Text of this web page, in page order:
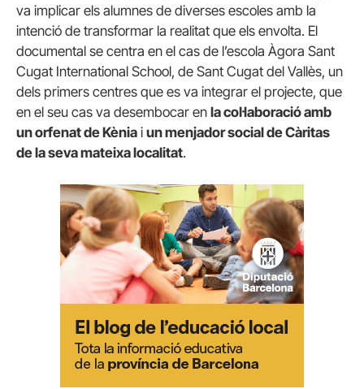
va implicar els alumnes de diverses escoles amb la
intenció de transformar la realitat que els envolta. El
documental se centra en el cas de l’escola Àgora Sant
Cugat International School, de Sant Cugat del Vallès, un
dels primers centres que es va integrar el projecte, que
en el seu cas va desembocar en la col·laboració amb
un orfenat de Kènia i un menjador social de Càritas
de la seva mateixa localitat.